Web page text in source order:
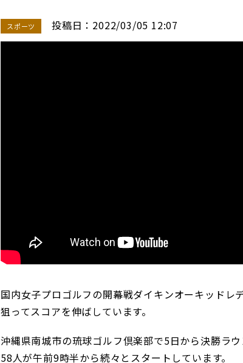
スポーツ 投稿日：2022/03/05 12:07
国内女子プロゴルフの開幕戦ダイキンオーキッドレ
狙ってスコアを伸ばしています。
沖縄県南城市の琉球ゴルフ倶楽部で5日から決勝ラ
58人が午前9時半から続々とスタートしています。